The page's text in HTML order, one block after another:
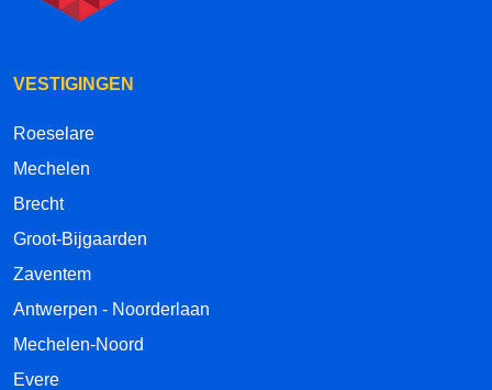
VESTIGINGEN
Roeselare
Mechelen
Brecht
Groot-Bijgaarden
Zaventem
Antwerpen - Noorderlaan
Mechelen-Noord
Evere